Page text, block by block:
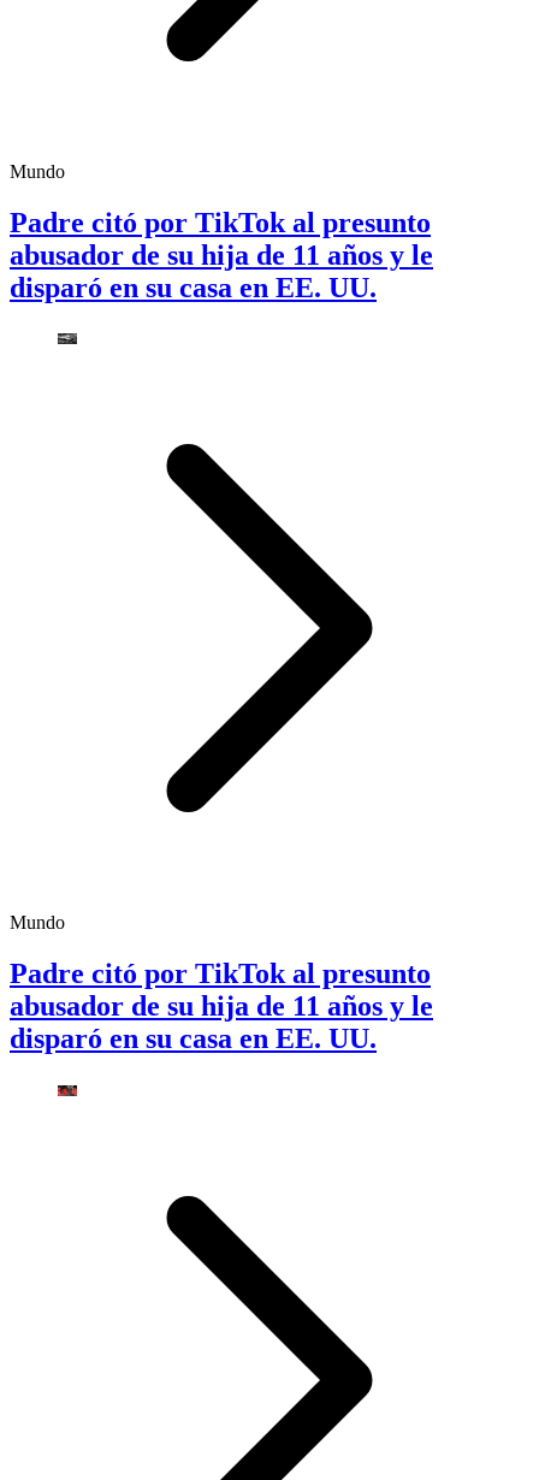
Mundo
Padre citó por TikTok al presunto
abusador de su hija de 11 años y le
disparó en su casa en EE. UU.
Mundo
Padre citó por TikTok al presunto
abusador de su hija de 11 años y le
disparó en su casa en EE. UU.